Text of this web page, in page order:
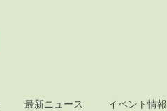
最新ニュース イベント情報